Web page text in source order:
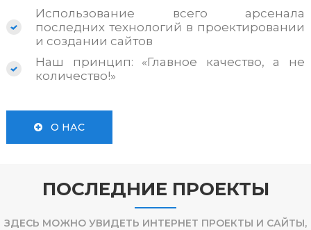
Использование всего арсенала
последних технологий в проектировании
и создании сайтов
Наш принцип: «Главное качество, а не
количество!»
О НАС
ПОСЛЕДНИЕ ПРОЕКТЫ
ЗДЕСЬ МОЖНО УВИДЕТЬ ИНТЕРНЕТ ПРОЕКТЫ И САЙТЫ,